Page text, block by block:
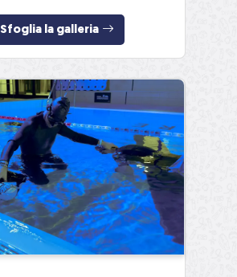
Sfoglia la galleria